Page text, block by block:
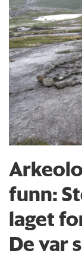
funn:
laget
De var